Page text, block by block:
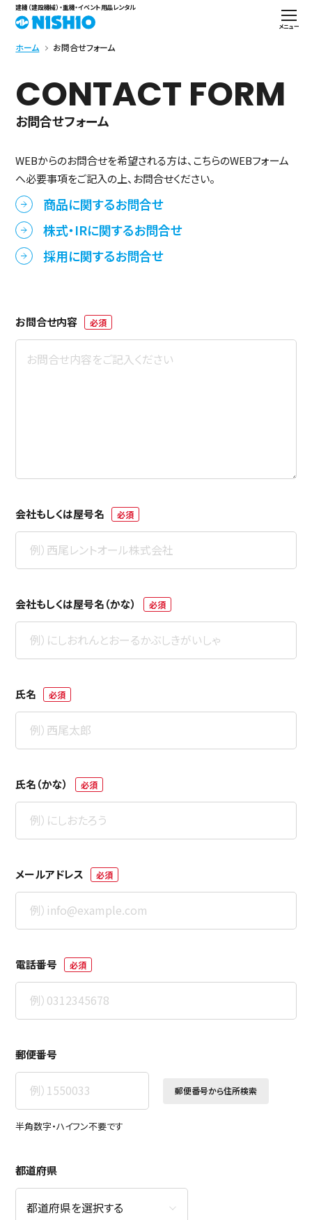
建機（建設機械）・重機・イベント用品レンタル
メニュー
ホーム お問合せフォーム
CONTACT FORM
お問合せフォーム
WEBからのお問合せを希望される方は、こちらのWEBフォーム
へ必要事項をご記入の上、お問合せください。
商品に関するお問合せ
株式・IRに関するお問合せ
採用に関するお問合せ
お問合せ内容 必須
会社もしくは屋号名 必須
会社もしくは屋号名（かな） 必須
氏名 必須
氏名（かな） 必須
メールアドレス 必須
電話番号 必須
郵便番号
郵便番号から住所検索
半角数字・ハイフン不要です
都道府県